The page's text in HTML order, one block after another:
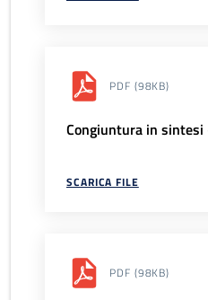
PDF (98KB)
Congiuntura in
SCARICA FILE
PDF (98KB)